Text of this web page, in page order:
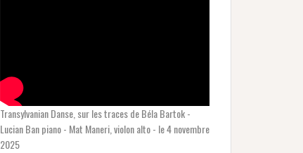
Transylvanian Danse, sur les traces de Béla Bartok -
Lucian Ban piano - Mat Maneri, violon alto - le 4 novembre
2025